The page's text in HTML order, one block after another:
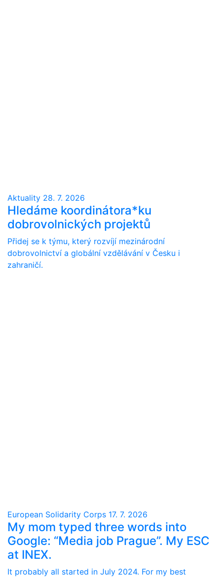
Aktuality 28. 7. 2026
Hledáme koordinátora*ku
dobrovolnických projektů
Přidej se k týmu, který rozvíjí mezinárodní
dobrovolnictví a globální vzdělávání v Česku i
zahraničí.
European Solidarity Corps 17. 7. 2026
My mom typed three words into
Google: “Media job Prague”. My ESC
at INEX.
It probably all started in July 2024. For my best